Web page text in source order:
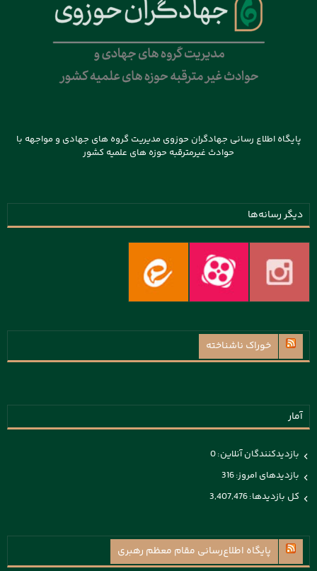
پایگاه اطلاع رسانی جهادگران حوزوی مدیریت گروه های جهادی و مواجهه با
حوادث غیرمترقبه حوزه های علمیه کشور
دیگر رسانه‌ها
خوراک ناشناخته
آمار
بازدیدکنندگان آنلاین:0
بازدیدهای امروز:316
کل بازدیدها:3,407,476
پايگاه اطلاع‌رسانی مقام معظم رهبری